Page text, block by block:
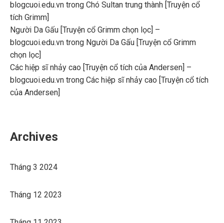
blogcuoi.edu.vn trong Chó Sultan trung thành [Truyện cổ
tích Grimm]
Người Da Gấu [Truyện cổ Grimm chọn lọc] –
blogcuoi.edu.vn trong Người Da Gấu [Truyện cổ Grimm
chọn lọc]
Các hiệp sĩ nhảy cao [Truyện cổ tích của Andersen] –
blogcuoi.edu.vn trong Các hiệp sĩ nhảy cao [Truyện cổ tích
của Andersen]
Archives
Tháng 3 2024
Tháng 12 2023